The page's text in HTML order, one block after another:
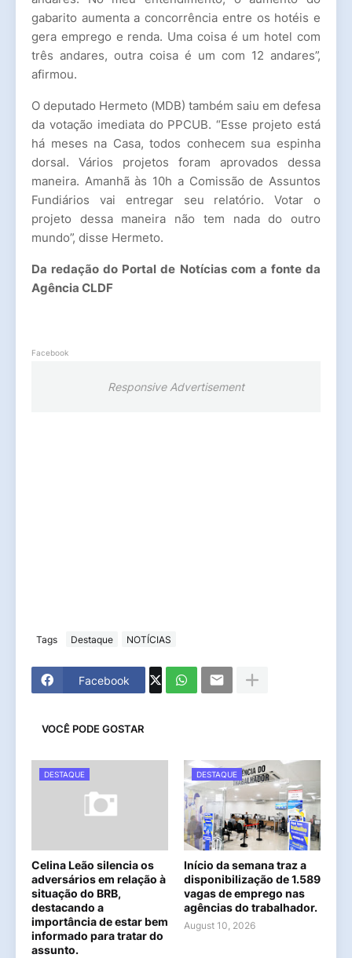
gabarito aumenta a concorrência entre os hotéis e
gera emprego e renda. Uma coisa é um hotel com
três andares, outra coisa é um com 12 andares”,
afirmou.
O deputado Hermeto (MDB) também saiu em defesa
da votação imediata do PPCUB. “Esse projeto está
há meses na Casa, todos conhecem sua espinha
dorsal. Vários projetos foram aprovados dessa
maneira. Amanhã às 10h a Comissão de Assuntos
Fundiários vai entregar seu relatório. Votar o
projeto dessa maneira não tem nada do outro
mundo”, disse Hermeto.
Da redação do Portal de Notícias com a fonte da
Agência CLDF
Facebook
Responsive Advertisement
Tags Destaque NOTÍCIAS
Facebook
VOCÊ PODE GOSTAR
DESTAQUE
Celina Leão silencia os
adversários em relação à
situação do BRB,
destacando a
importância de estar bem
informado para tratar do
assunto.
DESTAQUE
Início da semana traz a
disponibilização de 1.589
vagas de emprego nas
agências do trabalhador.
August 10, 2026